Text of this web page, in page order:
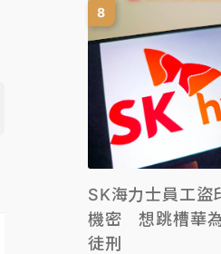
SK海力士員工
機密 想跳槽華
徒刑